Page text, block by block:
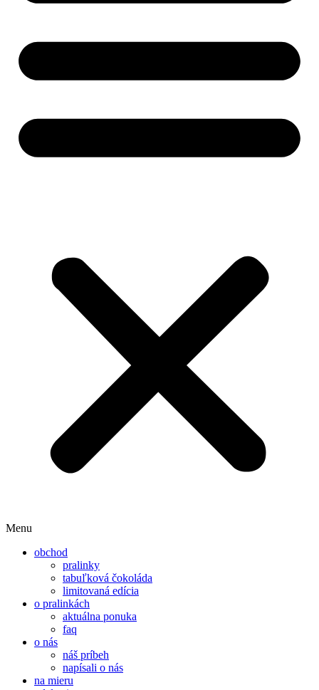
Menu
obchod
pralinky
tabuľková čokoláda
limitovaná edícia
o pralinkách
aktuálna ponuka
faq
o nás
náš príbeh
napísali o nás
na mieru